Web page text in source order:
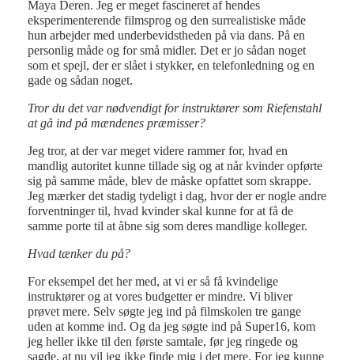
Maya Deren. Jeg er meget fascineret af hendes
eksperimenterende filmsprog og den surrealistiske måde
hun arbejder med underbevidstheden på via dans. På en
personlig måde og for små midler. Det er jo sådan noget
som et spejl, der er slået i stykker, en telefonledning og en
gade og sådan noget.
Tror du det var nødvendigt for instruktører som Riefenstahl
at gå ind på mændenes præmisser?
Jeg tror, at der var meget videre rammer for, hvad en
mandlig autoritet kunne tillade sig og at når kvinder opførte
sig på samme måde, blev de måske opfattet som skrappe.
Jeg mærker det stadig tydeligt i dag, hvor der er nogle andre
forventninger til, hvad kvinder skal kunne for at få de
samme porte til at åbne sig som deres mandlige kolleger.
Hvad tænker du på?
For eksempel det her med, at vi er så få kvindelige
instruktører og at vores budgetter er mindre. Vi bliver
prøvet mere. Selv søgte jeg ind på filmskolen tre gange
uden at komme ind. Og da jeg søgte ind på Super16, kom
jeg heller ikke til den første samtale, før jeg ringede og
sagde, at nu vil jeg ikke finde mig i det mere. For jeg kunne